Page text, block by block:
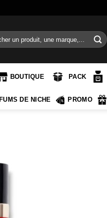
BOUTIQUE PACK
DE NICHE PROMO